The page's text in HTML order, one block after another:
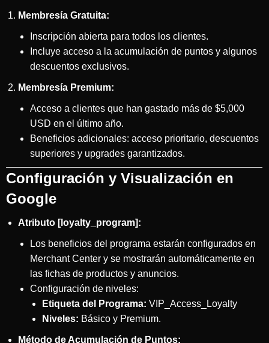
Membresía Gratuita:
Inscripción abierta para todos los clientes.
Incluye acceso a la acumulación de puntos y algunos
descuentos exclusivos.
Membresía Premium:
Acceso a clientes que han gastado más de $5,000
USD en el último año.
Beneficios adicionales: acceso prioritario, descuentos
superiores y upgrades garantizados.
Configuración y Visualización en
Google
Atributo [loyalty_program]:
Los beneficios del programa estarán configurados en
Merchant Center y se mostrarán automáticamente en
las fichas de productos y anuncios.
Configuración de niveles:
Etiqueta del Programa: VIP_Access_Loyalty
Niveles: Básico y Premium.
Método de Acumulación de Puntos: